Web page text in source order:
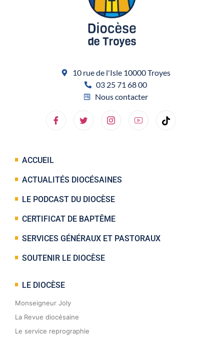
10 rue de l'Isle 10000 Troyes
03 25 71 68 00
Nous contacter
ACCUEIL
ACTUALITÉS DIOCÉSAINES
LE PODCAST DU DIOCÈSE
CERTIFICAT DE BAPTÊME
SERVICES GÉNÉRAUX ET PASTORAUX
SOUTENIR LE DIOCÈSE
LE DIOCÈSE
Monseigneur Joly
La Revue diocésaine
Le service reprographie